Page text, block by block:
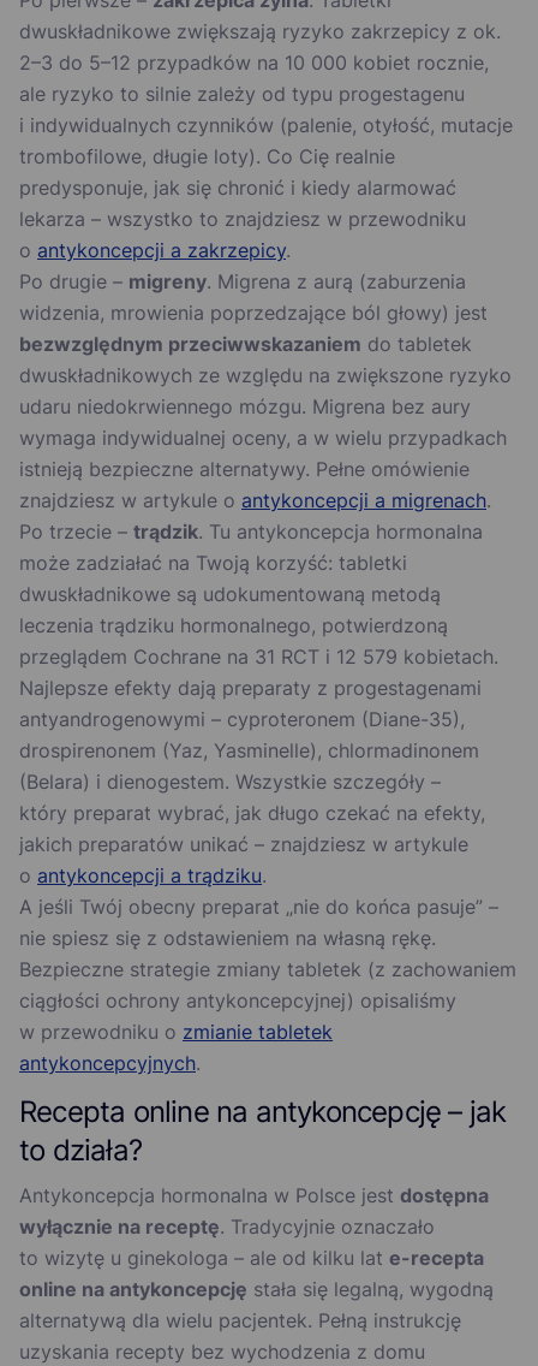
dwuskładnikowe zwiększają ryzyko zakrzepicy z ok.
2–3 do 5–12 przypadków na 10 000 kobiet rocznie,
ale ryzyko to silnie zależy od typu progestagenu
i indywidualnych czynników (palenie, otyłość, mutacje
trombofilowe, długie loty). Co Cię realnie
predysponuje, jak się chronić i kiedy alarmować
lekarza – wszystko to znajdziesz w przewodniku
o antykoncepcji a zakrzepicy.
Po drugie – migreny. Migrena z aurą (zaburzenia
widzenia, mrowienia poprzedzające ból głowy) jest
bezwzględnym przeciwwskazaniem do tabletek
dwuskładnikowych ze względu na zwiększone ryzyko
udaru niedokrwiennego mózgu. Migrena bez aury
wymaga indywidualnej oceny, a w wielu przypadkach
istnieją bezpieczne alternatywy. Pełne omówienie
znajdziesz w artykule o antykoncepcji a migrenach.
Po trzecie – trądzik. Tu antykoncepcja hormonalna
może zadziałać na Twoją korzyść: tabletki
dwuskładnikowe są udokumentowaną metodą
leczenia trądziku hormonalnego, potwierdzoną
przeglądem Cochrane na 31 RCT i 12 579 kobietach.
Najlepsze efekty dają preparaty z progestagenami
antyandrogenowymi – cyproteronem (Diane-35),
drospirenonem (Yaz, Yasminelle), chlormadinonem
(Belara) i dienogestem. Wszystkie szczegóły –
który preparat wybrać, jak długo czekać na efekty,
jakich preparatów unikać – znajdziesz w artykule
o antykoncepcji a trądziku.
A jeśli Twój obecny preparat „nie do końca pasuje” –
nie spiesz się z odstawieniem na własną rękę.
Bezpieczne strategie zmiany tabletek (z zachowaniem
ciągłości ochrony antykoncepcyjnej) opisaliśmy
w przewodniku o zmianie tabletek
antykoncepcyjnych.
Recepta online na antykoncepcję – jak
to działa?
Antykoncepcja hormonalna w Polsce jest dostępna
wyłącznie na receptę. Tradycyjnie oznaczało
to wizytę u ginekologa – ale od kilku lat e-recepta
online na antykoncepcję stała się legalną, wygodną
alternatywą dla wielu pacjentek. Pełną instrukcję
uzyskania recepty bez wychodzenia z domu